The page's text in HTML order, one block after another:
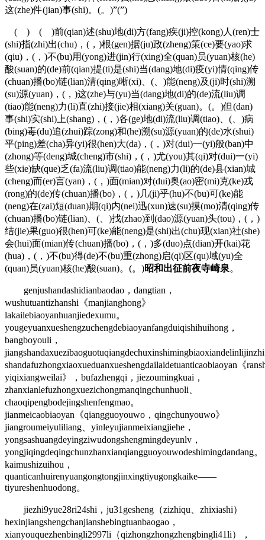
这(zhe)件(jian)事(shi)。(。)”(”)
( ) ( )前(qian)述(shu)地(di)方(fang)疾(ji)控(kong)人(ren)士
(shi)指(zhi)出(chu)，(，)根(gen)据(ju)政(zheng)策(ce)要(yao)求
(qiu)，(，)不(bu)用(yong)进(jin)行(xing)全(quan)员(yuan)核(he)
酸(suan)的(de)前(qian)提(ti)是(shi)当(dang)地(di)疫(yi)情(qing)传
(chuan)播(bo)链(lian)清(qing)晰(xi)、(、)能(neng)及(ji)时(shi)溯
(su)源(yuan)，(，)这(zhe)与(yu)当(dang)地(di)的(de)流(liu)调
(tiao)能(neng)力(li)直(zhi)接(jie)相(xiang)关(guan)。(。)但(dan)
事(shi)实(shi)上(shang)，(，)各(ge)地(di)流(liu)调(tiao)、(、)病
(bing)毒(du)追(zhui)踪(zong)和(he)溯(su)源(yuan)的(de)水(shui)
平(ping)差(cha)异(yi)很(hen)大(da)，(，)对(dui)一(yi)般(ban)中
(zhong)等(deng)城(cheng)市(shi)，(，)尤(you)其(qi)对(dui)一(yi)
些(xie)缺(que)乏(fa)流(liu)调(tiao)能(neng)力(li)的(de)县(xian)城
(cheng)而(er)言(yan)，(，)面(mian)对(dui)奥(ao)密(mi)克(ke)戎
(rong)的(de)传(chuan)播(bo)，(，)几(ji)乎(hu)不(bu)可(ke)能
(neng)在(zai)短(duan)期(qi)内(nei)迅(xun)速(su)摸(mo)清(qing)传
(chuan)播(bo)链(lian)、(、)找(zhao)到(dao)源(yuan)头(tou)，(，)
结(jie)果(guo)很(hen)可(ke)能(neng)是(shi)出(chu)现(xian)社(she)
会(hui)面(mian)传(chuan)播(bo)，(，)多(duo)点(dian)开(kai)花
(hua)，(，)不(bu)得(de)不(bu)重(zhong)启(qi)区(qu)域(yu)全
(quan)员(yuan)核(he)酸(suan)。(。)昭和出征前夜寺崎泉。
genjushandashidianbaodao，dangtian，
wushutuantizhanshi《manjianghong》
lakailebiaoyanhuanjiedexumu。
yougeyuanxueshengzuchengdebiaoyanfangduiqishihuihong，
bangboyouli，
shandafuzhongxiaoxueduanxueshengdailaidetuanticaobiaoyan《
yiqixiangweilai》，bufazhengqi，jiezoumingkuai，
zhanxianlefuzhongxuezichongmanqingchunhuoli、
chaoqipengbodejingshenfengmao。
jianmeicaobiaoyan《qiangguoyouwo，qingchunyouwo》
jiangroumeiyuliliang、yinleyujianmeixiangjiehe，
yongsashuangdeyingziwudongshengmingdeyunlv，
yongjiqingdeqingchunzhanxianqiangguoyouwodeshimingdandang。
kaimushizuihou，
quanticanhuirenyuangongtongjinxingtiyugongkaike——
tiyureshenhuodong。
jiezhi9yue28ri24shi，ju31gesheng（zizhiqu、zhixiashi）
hexinjiangshengchanjianshebingtuanbaogao，
xianyouquezhenbingli2997li（qizhongzhongzhengbingli41li），